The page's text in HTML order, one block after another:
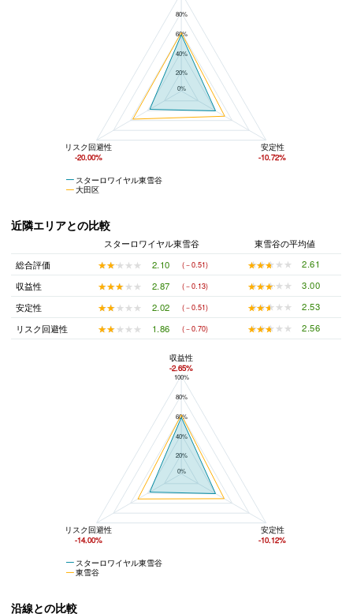
80%
60%
40%
20%
0%
スターロワイヤル東雪谷
大田区
リスク回避性
-20.00%
安定性
-10.72%
近隣エリアとの比較
スターロワイヤル東雪谷
東雪谷の平均値
総合評価
★★★★★
★★★★★ 2.10 (－0.51) ★★★★★
★★★★★
2.61
収益性
★★★★★
★★★★★ 2.87 (－0.13) ★★★★★
★★★★★
3.00
安定性
★★★★★
★★★★★ 2.02 (－0.51) ★★★★★
★★★★★
2.53
リスク回避性
★★★★★
★★★★★ 1.86 (－0.70) ★★★★★
★★★★★ 2.56
スターロワイヤル東雪谷と東雪谷の平均値の総合評価の比較
100%
80%
60%
40%
20%
0%
スターロワイヤル東雪谷
東雪谷
収益性
-2.65%
リスク回避性
-14.00%
安定性
-10.12%
沿線との比較